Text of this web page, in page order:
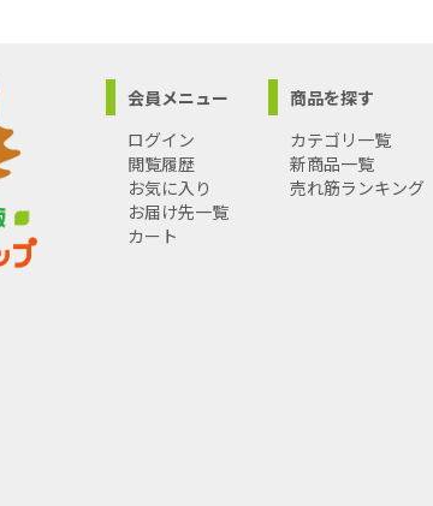
会員メニュー
ログイン
閲覧履歴
お気に入り
お届け先一覧
カート
商品を探す
カテゴリ一覧
新商品一覧
売れ筋ランキング